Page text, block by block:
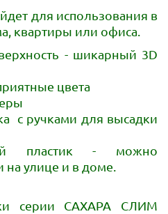
для использования в
квартиры или офиса.
- шикарный 3D
цвета
с ручками для высадки
пластик - можно
на улице и в доме.
серии САХАРА СЛИМ